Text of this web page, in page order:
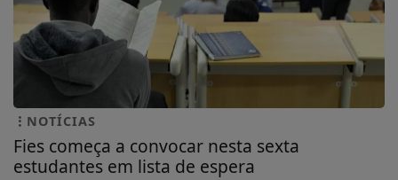
NOTÍCIAS
Fies começa a convocar nesta sexta
estudantes em lista de espera